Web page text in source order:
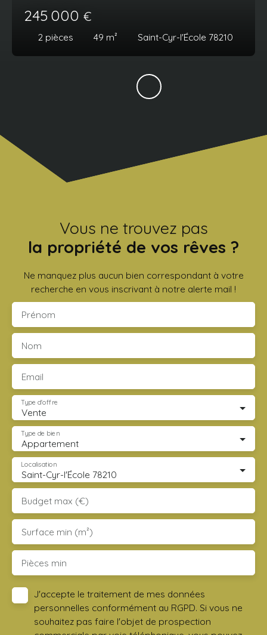
245 000 €
2 pièces 49 m² Saint-Cyr-l'École 78210
Vous ne trouvez pas
la propriété de vos rêves ?
Ne manquez plus aucun bien correspondant à votre
recherche en vous inscrivant à notre alerte mail !
Prénom
Nom
Email
Vente
Type d'offre
Appartement
Type de bien
Saint-Cyr-l'École 78210
Localisation
Budget max (€)
Surface min (m²)
Pièces min
J'accepte le traitement de mes données
personnelles conformément au RGPD. Si vous ne
souhaitez pas faire l'objet de prospection